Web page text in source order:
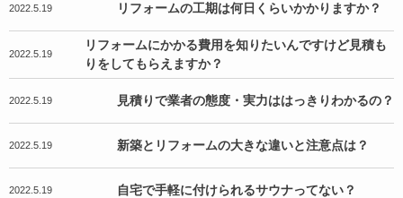
2022.5.19 リフォームの工期は何日くらいかかりますか？
2022.5.19
リフォームにかかる費用を知りたいんですけど見積も
りをしてもらえますか？
2022.5.19 見積りで業者の態度・実力ははっきりわかるの？
2022.5.19 新築とリフォームの大きな違いと注意点は？
2022.5.19 自宅で手軽に付けられるサウナってない？